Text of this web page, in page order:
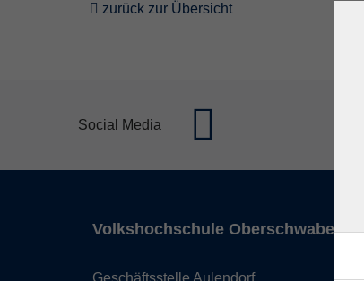
zurück zur Übersicht
Social Media
Volkshochschule Oberschwaben
Geschäftsstelle Aulendorf